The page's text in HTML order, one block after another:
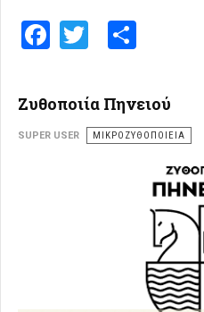
Facebook
Twitter
Ζυθοποιία Πηνειού
SUPER USER ΜΙΚΡΟΖΥΘΟΠΟΙΕΊΑ